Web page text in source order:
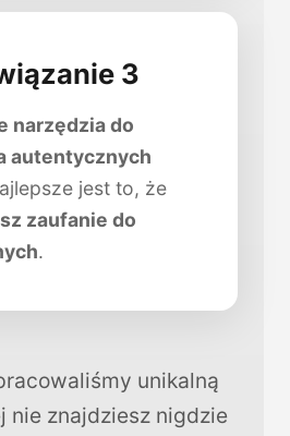
3
narzędzia do
autentycznych
jest to, że
zaufanie do
.
unikalną
nie znajdziesz nigdzie